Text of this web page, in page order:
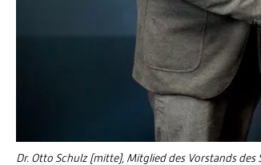
Dr. Otto Schulz (mitte), Mitglied des Vorstands